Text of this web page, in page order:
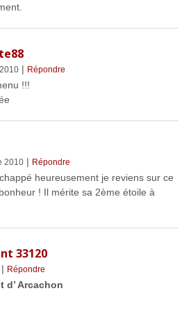
| Répondre
!!!
2010| Répondre
heureusement je reviens sur ce
! Il mérite sa 2ème étoile à
33120
| Répondre
d’ Arcachon